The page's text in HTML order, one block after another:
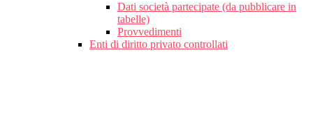
Dati società partecipate (da pubblicare in
tabelle)
Provvedimenti
Enti di diritto privato controllati